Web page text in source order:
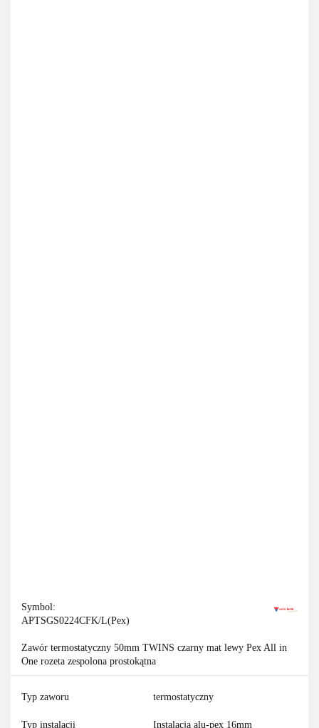
Symbol:
APTSGS0224CFK/L(Pex)
Zawór termostatyczny 50mm TWINS czarny mat lewy Pex All in
One rozeta zespolona prostokątna
Typ zaworu termostatyczny
Typ instalacji Instalacja alu-pex 16mm